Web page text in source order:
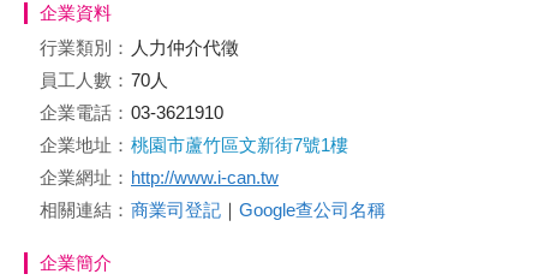
企業資料
行業類別： 人力仲介代徵
員工人數： 70人
企業電話： 03-3621910
企業地址： 桃園市蘆竹區文新街7號1樓
企業網址： http://www.i-can.tw
相關連結： 商業司登記 ｜ Google查公司名稱
企業簡介